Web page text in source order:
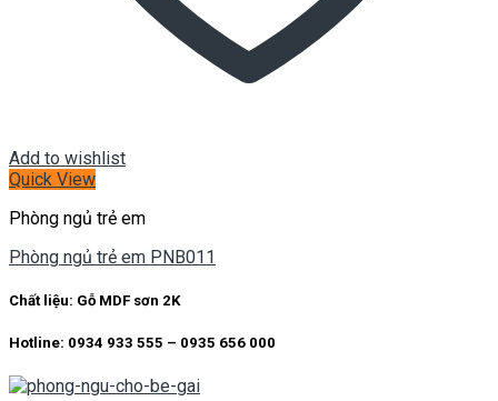
Add to wishlist
Quick View
Phòng ngủ trẻ em
Phòng ngủ trẻ em PNB011
Chất liệu: Gỗ MDF sơn 2K
Hotline: 0934 933 555 – 0935 656 000